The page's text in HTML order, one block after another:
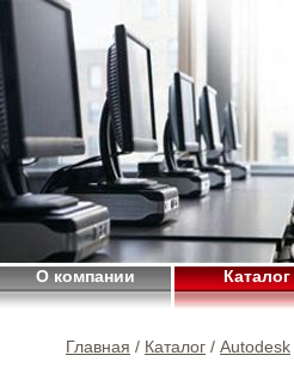
О компании Каталог
Главная / Каталог / Autodesk